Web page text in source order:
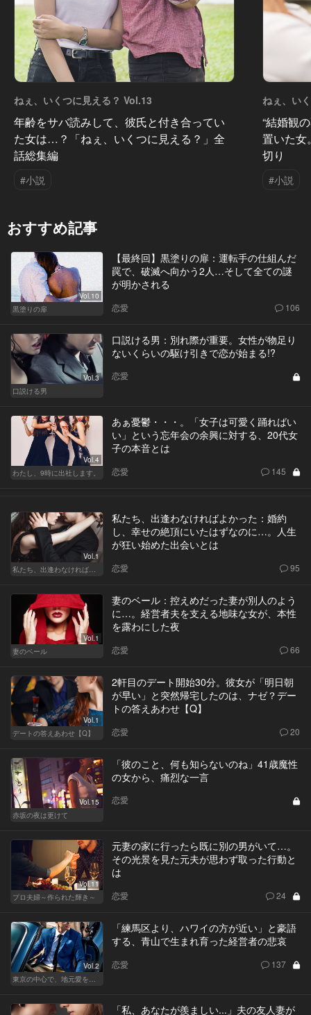
ねぇ、いくつに見える？ Vol.13
年齢をサバ読みして、彼氏と付き合ってい
た女は…？「ねぇ、いくつに見える？」全
話総集編
#小説
ねぇ、い
“結婚観
置いた女
切り
#小説
おすすめ記事
Vol.10
黒塗りの扉
【最終回】黒塗りの扉：運転手の仕組んだ
罠で、破滅へ向かう2人…そして全ての謎
が明かされる
恋愛 106
Vol.3
口説ける男
口説ける男：別れ際が重要。女性が物足り
ないくらいの駆け引きで恋が始まる!?
恋愛
Vol.4
わたし、9時に出社します。
あぁ憂鬱・・・。「女子は可愛く踊ればい
い」という忘年会の余興に対する、20代女
子の本音とは
恋愛 145
Vol.1
私たち、出逢わなければよかった
私たち、出逢わなければよかった：婚約
し、幸せの絶頂にいたはずなのに…。人生
が狂い始めた出会いとは
恋愛 95
Vol.1
妻のベール
妻のベール：控えめだった妻が別人のよう
に…。経営者夫を支える地味な女が、本性
を露わにした夜
恋愛 66
Vol.1
デートの答えあわせ【Q】
2軒目のデート開始30分。彼女が「明日朝
が早い」と突然帰宅したのは、ナゼ？デー
トの答えあわせ【Q】
恋愛 20
Vol.15
赤坂の夜は更けて
「彼のこと、何も知らないのね」41歳魔性
の女から、痛烈な一言
恋愛
Vol.11
プロ夫婦～作られた輝き～
元妻の家に行ったら既に別の男がいて…。
その光景を見た元夫が思わず取った行動と
は
恋愛 24
Vol.2
東京の中心で、地元愛をさけぶ
「練馬区より、ハワイの方が近い」と豪語
する、青山で生まれ育った経営者の悲哀
恋愛 137
「私、あなたが羨ましい...」夫の友人妻が